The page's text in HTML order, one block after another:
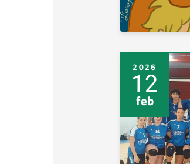
2026
12
feb